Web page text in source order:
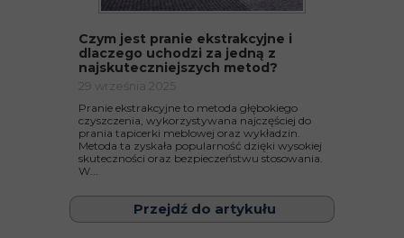
Czym jest pranie ekstrakcyjne i
dlaczego uchodzi za jedną z
najskuteczniejszych metod?
29 września 2025
Pranie ekstrakcyjne to metoda głębokiego
czyszczenia, wykorzystywana najczęściej do
prania tapicerki meblowej oraz wykładzin.
Metoda ta zyskała popularność dzięki wysokiej
skuteczności oraz bezpieczeństwu stosowania.
W...
Przejdź do artykułu